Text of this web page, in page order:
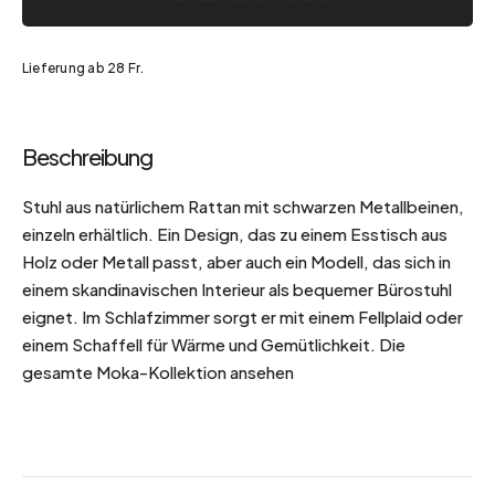
Lieferung ab 28 Fr.
Beschreibung
Stuhl aus natürlichem Rattan mit schwarzen Metallbeinen,
einzeln erhältlich. Ein Design, das zu einem Esstisch aus
Holz oder Metall passt, aber auch ein Modell, das sich in
einem skandinavischen Interieur als bequemer Bürostuhl
eignet. Im Schlafzimmer sorgt er mit einem Fellplaid oder
einem Schaffell für Wärme und Gemütlichkeit. Die
gesamte Moka-Kollektion ansehen